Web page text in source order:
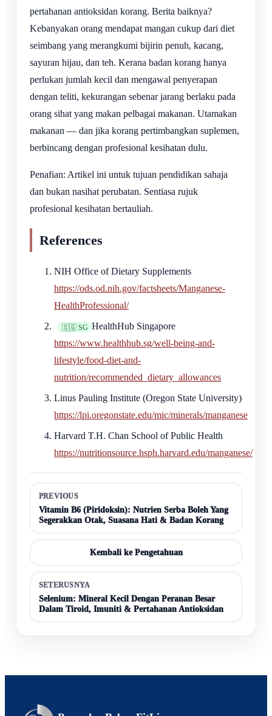
pertahanan antioksidan korang. Berita baiknya?
Kebanyakan orang mendapat mangan cukup dari diet
seimbang yang merangkumi bijirin penuh, kacang,
sayuran hijau, dan teh. Kerana badan korang hanya
perlukan jumlah kecil dan mengawal penyerapan
dengan teliti, kekurangan sebenar jarang berlaku pada
orang sihat yang makan pelbagai makanan. Utamakan
makanan — dan jika korang pertimbangkan suplemen,
berbincang dengan profesional kesihatan dulu.
Penafian: Artikel ini untuk tujuan pendidikan sahaja
dan bukan nasihat perubatan. Sentiasa rujuk
profesional kesihatan bertauliah.
References
NIH Office of Dietary Supplements
https://ods.od.nih.gov/factsheets/Manganese-
HealthProfessional/
🇸🇬 SG HealthHub Singapore
https://www.healthhub.sg/well-being-and-
lifestyle/food-diet-and-
nutrition/recommended_dietary_allowances
Linus Pauling Institute (Oregon State University)
https://lpi.oregonstate.edu/mic/minerals/manganese
Harvard T.H. Chan School of Public Health
https://nutritionsource.hsph.harvard.edu/manganese/
PREVIOUS
Vitamin B6 (Piridoksin): Nutrien Serba Boleh Yang
Segerakkan Otak, Suasana Hati & Badan Korang
Kembali ke Pengetahuan
SETERUSNYA
Selenium: Mineral Kecil Dengan Peranan Besar
Dalam Tiroid, Imuniti & Pertahanan Antioksidan